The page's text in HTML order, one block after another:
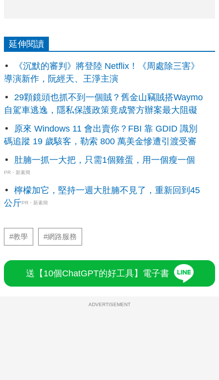
延伸閱讀
《沉默的審判》將登陸 Netflix！《周處除三害》
導演新作，阮經天、王淨主演
29顆鏡頭也抓不到一個賊？舊金山竊賊搭Waymo
自駕車逃逸，隱私保護政策竟成警方辦案最大阻礙
原來 Windows 11 會出賣你？FBI 靠 GDID 識別
碼追蹤 19 歲駭客，勒索 800 萬美金慘遭引渡受審
肚腩一抓一大把，只需1個雞蛋，用一個瘦一個
PR・新素簡
檸檬加它，堅持一週大肚腩不見了，重新回到45
公斤PR・新素簡
#教學 #網路服務
送【10個ChatGPT的好工具】電子書
ADVERTISEMENT